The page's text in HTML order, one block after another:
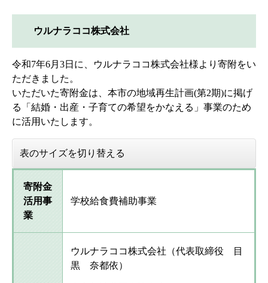
ウルナラココ株式会社
令和7年6月3日に、ウルナラココ株式会社様より寄附をい
ただきました。
いただいた寄附金は、本市の地域再生計画(第2期)に掲げ
る「結婚・出産・子育ての希望をかなえる」事業のため
に活用いたします。
表のサイズを切り替える
寄附金
活用事
業
学校給食費補助事業
ウルナラココ株式会社（代表取締役 目
黒 奈都依）